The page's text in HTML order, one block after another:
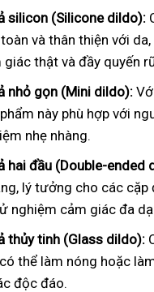
silicon (Silicone dildo):
và thân thiện với da,
thật và đầy quyến
nhỏ gọn (Mini dildo):
này phù hợp với
nhẹ nhàng.
hai đầu (Double-ended
lý tưởng cho các cặp
nghiệm cảm giác đa
thủy tinh (Glass dildo):
thể làm nóng hoặc
độc đáo.